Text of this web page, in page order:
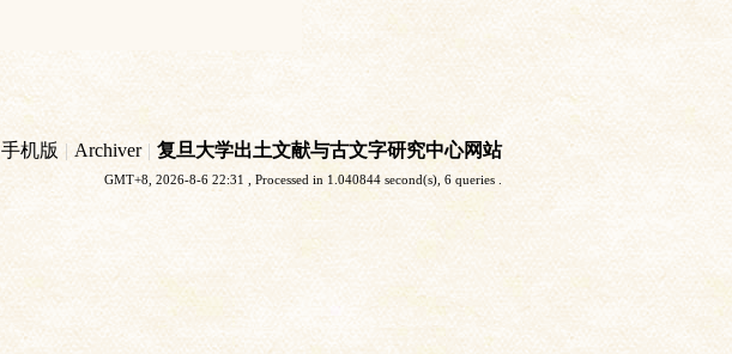
手机版 | Archiver | 复旦大学出土文献与古文字研究中心网站
GMT+8, 2026-8-6 22:31 , Processed in 1.040844 second(s), 6 queries .